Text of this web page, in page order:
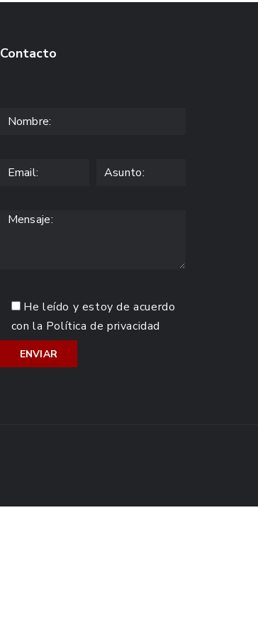
Contacto
He leído y estoy de acuerdo
con la Política de privacidad